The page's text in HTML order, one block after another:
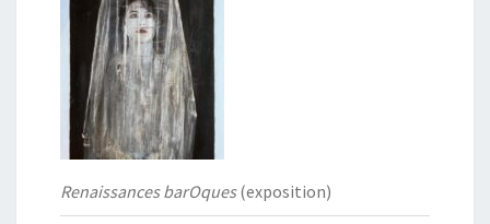
Renaissances barOques(exposition)